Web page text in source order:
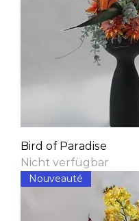
Bird of Paradise
Nicht verfügbar
Nouveauté